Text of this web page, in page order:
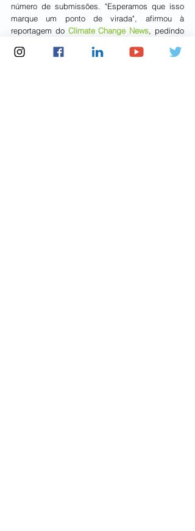
número de submissões. "Esperamos que isso
marque um ponto de virada", afirmou à
reportagem do Climate Change News, pedindo
climáticos. Segundo um representante da ONU,